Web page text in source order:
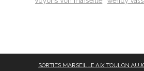
SORTIES MARSEILLE AIX TOULON